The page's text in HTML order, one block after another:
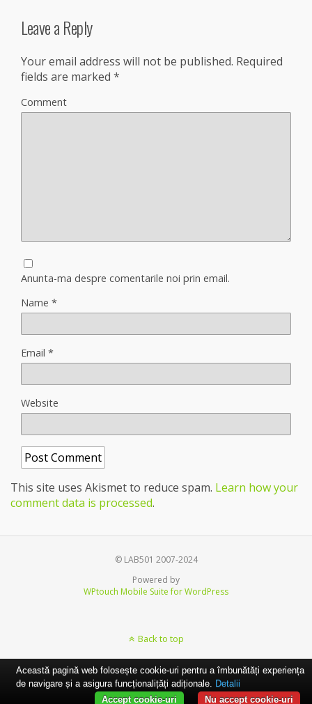
Leave a Reply
Your email address will not be published. Required
fields are marked *
Comment
Anunta-ma despre comentarile noi prin email.
Name *
Email *
Website
This site uses Akismet to reduce spam. Learn how your
comment data is processed.
© LAB501 2007-2024
Powered by
WPtouch Mobile Suite for WordPress
Back to top
Această pagină web folosește cookie-uri pentru a îmbunătăți experiența
de navigare și a asigura funcționalițăți adiționale. Detalii
Nu accept cookie-uri
Accept cookie-uri